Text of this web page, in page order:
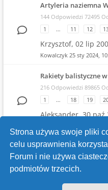
Strona używa swoje pliki
celu usprawnienia
Forum i nie używa
podmiotów trzecich.
Artyleria naziemna
144 Odpowiedzi 72495
1
… 11 12
Krzysztof, 02 lip
Kowalczyk 25 sty 2024,
Rakiety balistyczne
216 Odpowiedzi 89865
1
… 18 19
Aleksander,30 paź
Wróć do wykazu forów